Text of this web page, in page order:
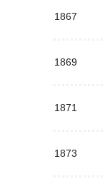
1867
1869
1871
1873